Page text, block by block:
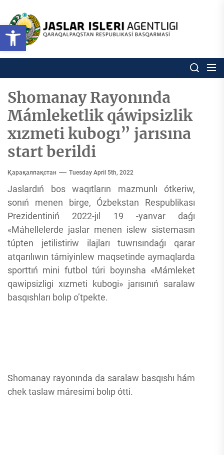
Open toolbar
content
Respublikası
basqarması
Ózbekstan jaslar isleri
Shomanay Rayonında
Mámleketlik qáwipsizlik
xızmeti kubogı” jarısına
start berildi
Қарақалпақстан Tuesday April 5th, 2022
Jaslardıń bos waqıtların mazmunlı ótkeriw,
sonıń menen birge, Ózbekstan Respublikası
Prezidentiniń 2022-jıl 19 -yanvar daǵı
«Máhellelerde jaslar menen islew sistemasın
túpten jetilistiriw ilajları tuwrısındaǵı qarar
atqarılıwın támiyinlew maqsetinde aymaqlarda
sporttıń mini futbol túri boyınsha «Mámleket
qawipsizligi xızmeti kubogi» jarısınıń saralaw
basqıshları bolıp o’tpekte.
Shomanay rayonında da saralaw basqıshı hám
chek taslaw máresimi bolıp ótti.